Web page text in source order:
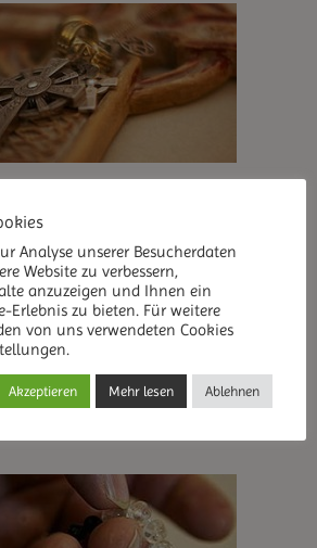
Themen und Blockaden mit
und geistigen Methoden.
Analyse unserer Besucherdaten
Website zu verbessern,
anzuzeigen und Ihnen ein
Erlebnis zu bieten. Für weitere
von uns verwendeten Cookies
Akzeptieren Mehr lesen Ablehnen